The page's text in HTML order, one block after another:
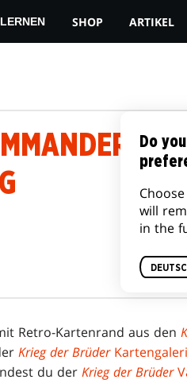
SHOP ARTIKEL
Retro-Kartenrand aus den
Krieg der Brüder
du der Krieg der Brüder
Do
will
in the